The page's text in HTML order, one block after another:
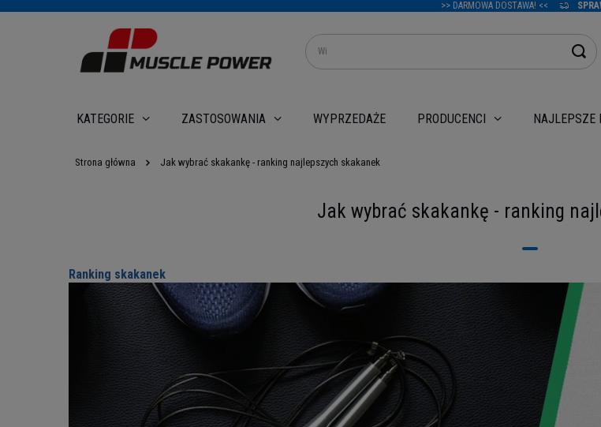
>> DARMOWA DOSTAWA! <<
KATEGORIE ZASTOSOWANIA WYPRZEDAŻE PRODUCENCI NAJLEPSZE
Strona główna Jak wybrać skakankę - ranking najlepszych skakanek
Jak wybrać skakankę - ranking
Ranking skakanek